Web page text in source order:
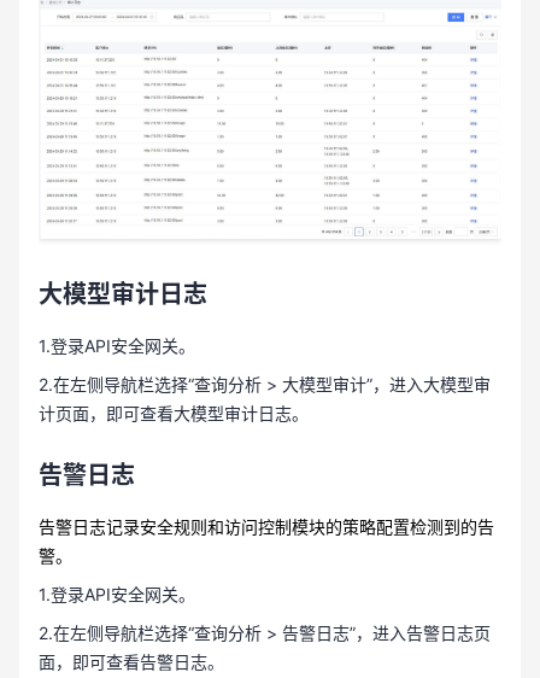
大模型审计日志
1.登录API安全网关。
2.在左侧导航栏选择“查询分析 > 大模型审计”，进入大模型审
计页面，即可查看大模型审计日志。
告警日志
告警日志记录安全规则和访问控制模块的策略配置检测到的告
警。
1.登录API安全网关。
2.在左侧导航栏选择“查询分析 > 告警日志”，进入告警日志页
面，即可查看告警日志。